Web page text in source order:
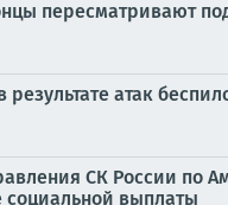
пересматривают
атак
СК России по
социальной выплаты